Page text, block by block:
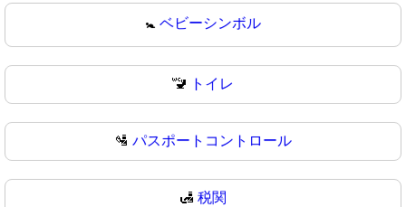
🚼 ベビーシンボル
🚾 トイレ
🛂 パスポートコントロール
🛃 税関